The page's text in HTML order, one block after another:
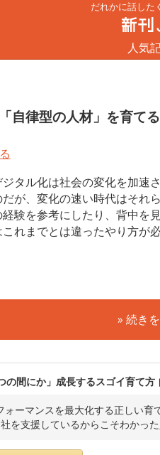
だれかに話した
人気
自律型の人材」を育て
ジタル化は社会の変化を加速
だが、変化の速い時代はそれ
経験を参考にしたり、背中を
これまでとは違ったやり方が必
» 続き
の間にか」成長するスゴイ育て
ォーマンスを最大化する正しい育
を支援しているからこそわかっ